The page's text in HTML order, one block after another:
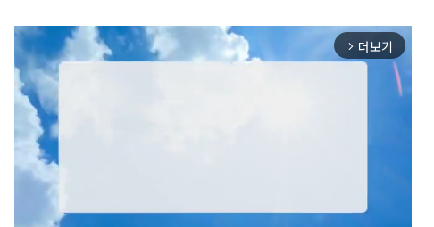
arrow_forward_ios 더보기